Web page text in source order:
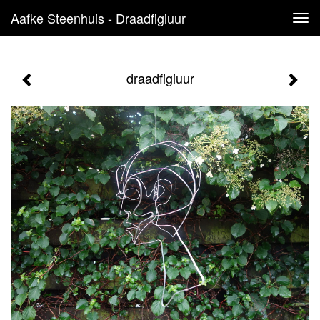
Aafke Steenhuis - Draadfigiuur
draadfigiuur